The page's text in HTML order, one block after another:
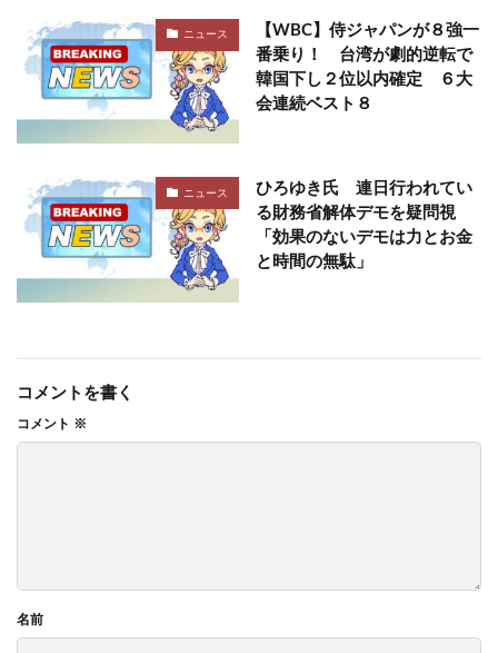
ニュース
【WBC】侍ジャパンが８強一
番乗り！ 台湾が劇的逆転で
韓国下し２位以内確定 ６大
会連続ベスト８
ニュース
ひろゆき氏 連日行われてい
る財務省解体デモを疑問視
「効果のないデモは力とお金
と時間の無駄」
コメントを書く
コメント ※
名前